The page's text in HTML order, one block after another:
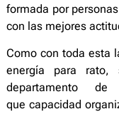
formada por
con las mejores
Como con toda esta
energía para rato,
departamento
que capacidad